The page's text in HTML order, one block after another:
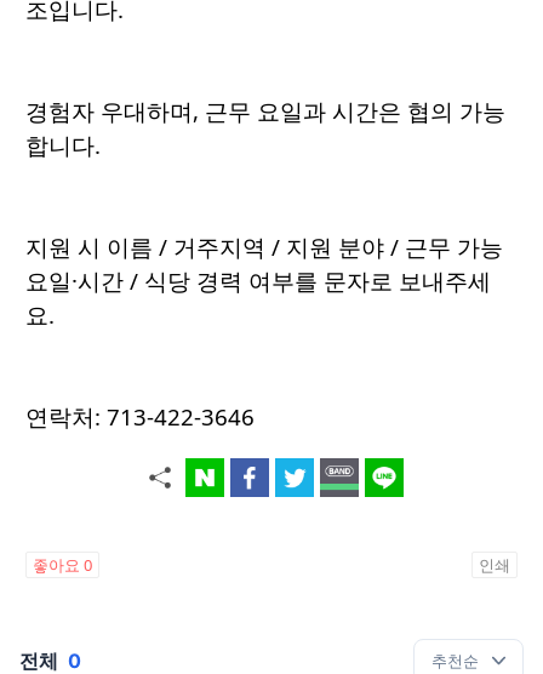
조입니다.
경험자 우대하며, 근무 요일과 시간은 협의 가능
합니다.
지원 시 이름 / 거주지역 / 지원 분야 / 근무 가능
요일·시간 / 식당 경력 여부를 문자로 보내주세
요.
연락처: 713-422-3646
좋아요 0 인쇄
전체 0